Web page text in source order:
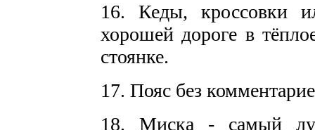
16. Кеды, кроссовки
хорошей дороге в
стоянке.
17. Пояс без
18. Миска - самый